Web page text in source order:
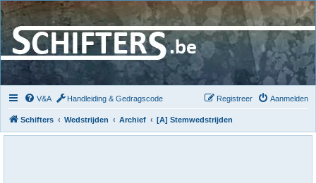
V&A Handleiding & Gedragscode Aanmelden
Registreer
Schifters Wedstrijden Archief [A] Stemwedstrijden